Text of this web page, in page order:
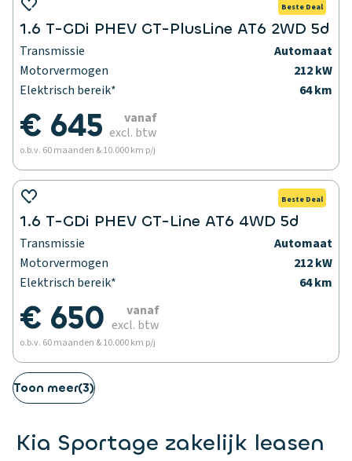
Beste Deal
1.6 T-GDi PHEV GT-PlusLine AT6 2WD 5d
Transmissie
Automaat
Motorvermogen
212 kW
Elektrisch bereik*
64 km
€ 645
vanaf
excl. btw
o.b.v. 60 maanden & 10.000 km p/j
Beste Deal
1.6 T-GDi PHEV GT-Line AT6 4WD 5d
Transmissie
Automaat
Motorvermogen
212 kW
Elektrisch bereik*
64 km
€ 650
vanaf
excl. btw
o.b.v. 60 maanden & 10.000 km p/j
Toon meer(3)
Kia Sportage zakelijk leasen